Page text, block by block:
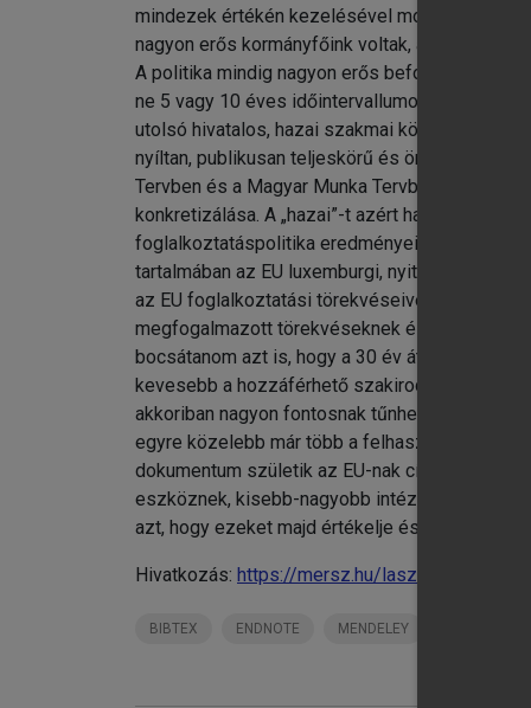
mindezek értékén kezelésével mondhatunk
nagyon erős kormányfőink voltak, akik saját
A politika mindig nagyon erős befolyásoló-
ne 5 vagy 10 éves időintervallumokra
utolsó hivatalos, hazai szakmai közönségnek
nyíltan, publikusan teljeskörű és önálló,
Tervben és a Magyar Munka Tervben
konkretizálása. A „hazai”-t azért
foglalkoztatáspolitika eredményeit és
tartalmában az EU luxemburgi, nyitott
az EU foglalkoztatási törekvéseivel és a
megfogalmazott törekvéseknek és az EU
bocsátanom azt is, hogy a 30 év áttekintése
kevesebb a hozzáférhető szakirodalom,
akkoriban nagyon fontosnak tűnhettek, idővel
egyre közelebb már több a felhasználható
dokumentum születik az EU-nak címezve,
eszköznek, kisebb-nagyobb intézkedésnek.
azt, hogy ezeket majd értékelje és szelektálja.
Hivatkozás: https://mersz.hu/laszlo-a-magyar-
BIBTEX ENDNOTE MENDELEY